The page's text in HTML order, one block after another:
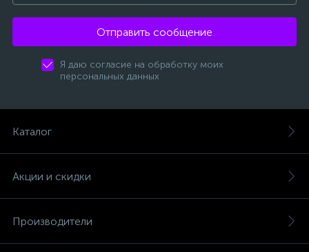
Отправить сообщение
Я даю согласие на обработку моих
персональных данных
Каталог
Акции и скидки
Производители